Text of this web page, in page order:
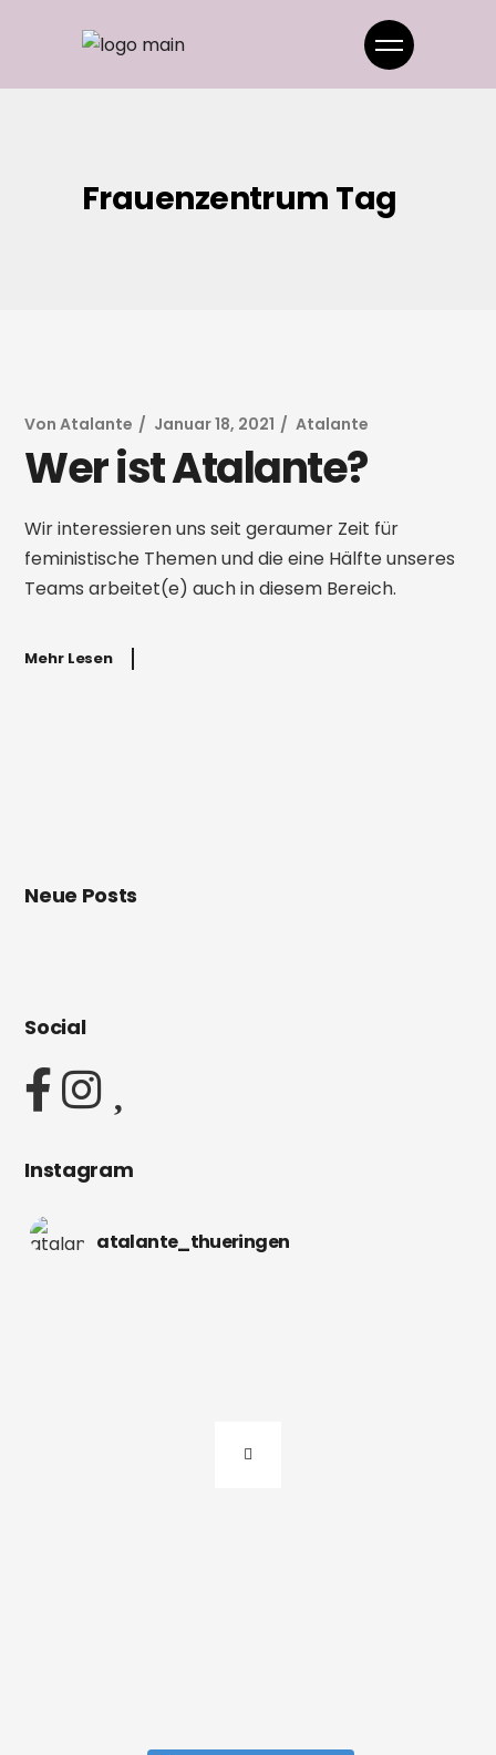
Frauenzentrum Tag
Von Atalante Januar 18, 2021 Atalante
Wer ist Atalante?
Wir interessieren uns seit geraumer Zeit für
feministische Themen und die eine Hälfte unseres
Teams arbeitet(e) auch in diesem Bereich.
Mehr Lesen
Neue Posts
Social
Instagram
atalante_thueringen